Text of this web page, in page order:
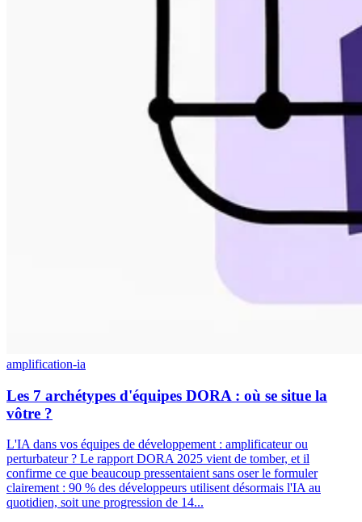
amplification-ia
Les 7 archétypes d'équipes DORA : où se situe la
vôtre ?
L'IA dans vos équipes de développement : amplificateur ou
perturbateur ? Le rapport DORA 2025 vient de tomber, et il
confirme ce que beaucoup pressentaient sans oser le formuler
clairement : 90 % des développeurs utilisent désormais l'IA au
quotidien, soit une progression de 14...